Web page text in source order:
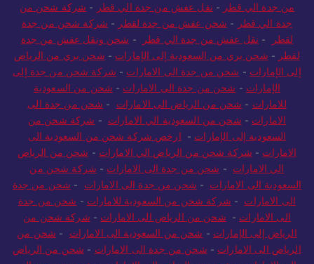
من جدة الي قطر-نقل عفش من جدة الي قطر-شركة شحن من
جدة الي قطر-شحن عفش من جدة لقطر-شركة شحن من جدة
لقطر-نقل عفش من جدة الي قطر-شحن ونقل عفش من جدة
-شحن بري من السعودية إلى الإمارات-شحن بري من الرياض
الإمارات-شحن من جدة الى الامارات-شركة شحن من جدة إلى
الإمارات-شحن من جدة الى الامارات-شحن من السعودية
للامارات-شحن من الرياض الى الامارات-شحن من جدة الى
الامارات-شحن من السعودية الي الامارات-شركة شحن من
السعودية إلى الإمارات-ارخص شركة شحن من السعودية الى
-شركة شحن من الرياض الي الامارات-شحن من الرياض
الي الامارات-شحن من جدة الى الامارات-شركة شحن من
الى الامارات-شحن من جدة الى الامارات-شحن من جدة
الامارات-شركة شحن من السعودية للامارات-شحن من جدة
الى الامارات-شحن من الرياض الى الامارات-شركة شحن من
إلى الإمارات-شحن من السعودية الى الامارات-شحن من
الى الامارات-شحن من جدة الى الامارات-شحن من الرياض